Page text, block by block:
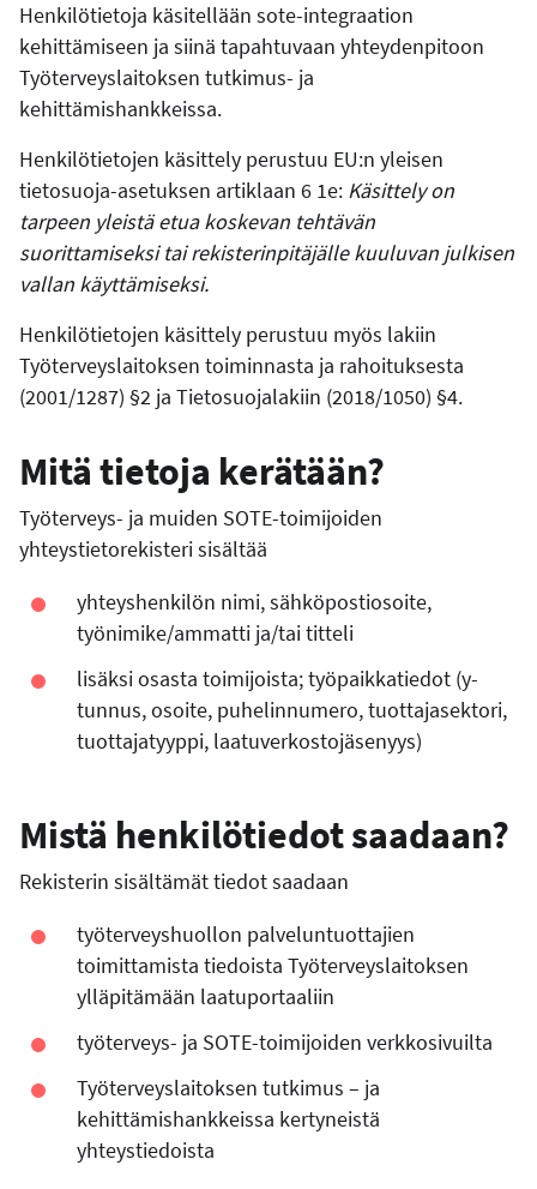
Henkilötietoja käsitellään sote-integraation
kehittämiseen ja siinä tapahtuvaan yhteydenpitoon
Työterveyslaitoksen tutkimus- ja
kehittämishankkeissa.
Henkilötietojen käsittely perustuu EU:n yleisen
tietosuoja-asetuksen artiklaan 6 1e: Käsittely on
tarpeen yleistä etua koskevan tehtävän
suorittamiseksi tai rekisterinpitäjälle kuuluvan julkisen
vallan käyttämiseksi.
Henkilötietojen käsittely perustuu myös lakiin
Työterveyslaitoksen toiminnasta ja rahoituksesta
(2001/1287) §2 ja Tietosuojalakiin (2018/1050) §4.
Mitä tietoja kerätään?
Työterveys- ja muiden SOTE-toimijoiden
yhteystietorekisteri sisältää
yhteyshenkilön nimi, sähköpostiosoite,
työnimike/ammatti ja/tai titteli
lisäksi osasta toimijoista; työpaikkatiedot (y-
tunnus, osoite, puhelinnumero, tuottajasektori,
tuottajatyyppi, laatuverkostojäsenyys)
Mistä henkilötiedot saadaan?
Rekisterin sisältämät tiedot saadaan
työterveyshuollon palveluntuottajien
toimittamista tiedoista Työterveyslaitoksen
ylläpitämään laatuportaaliin
työterveys- ja SOTE-toimijoiden verkkosivuilta
Työterveyslaitoksen tutkimus – ja
kehittämishankkeissa kertyneistä
yhteystiedoista